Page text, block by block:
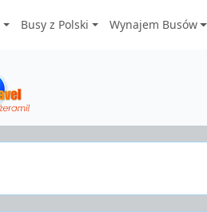
Busy z Polski Wynajem Busów